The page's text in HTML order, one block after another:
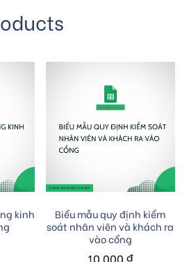
kinh
Add to cart
Biểu mẫu quy định kiểm
soát nhân viên và khách ra
vào cổng
10.000 ₫